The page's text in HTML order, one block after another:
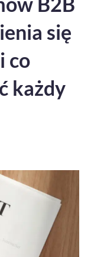
się
co
każdy